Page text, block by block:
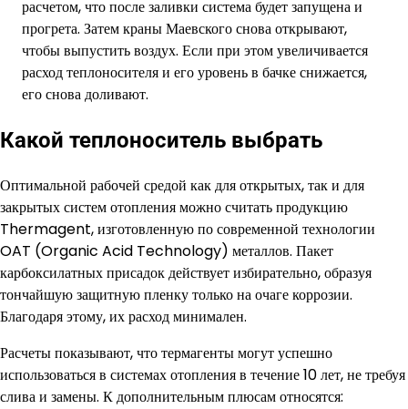
расчетом, что после заливки система будет запущена и
прогрета. Затем краны Маевского снова открывают,
чтобы выпустить воздух. Если при этом увеличивается
расход теплоносителя и его уровень в бачке снижается,
его снова доливают.
Какой теплоноситель выбрать
Оптимальной рабочей средой как для открытых, так и для
закрытых систем отопления можно считать продукцию
Thermagent, изготовленную по современной технологии
OAT (Organic Acid Technology) металлов. Пакет
карбоксилатных присадок действует избирательно, образуя
тончайшую защитную пленку только на очаге коррозии.
Благодаря этому, их расход минимален.
Расчеты показывают, что термагенты могут успешно
использоваться в системах отопления в течение 10 лет, не требуя
слива и замены. К дополнительным плюсам относятся: